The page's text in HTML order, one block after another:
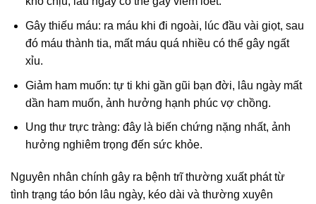
Gây thiếu máu: ra máu khi đi ngoài, lúc đầu vài giọt, sau
đó máu thành tia, mất máu quá nhiều có thể gây ngất
xỉu.
Giảm ham muốn: tự ti khi gần gũi bạn đời, lâu ngày mất
dần ham muốn, ảnh hưởng hạnh phúc vợ chồng.
Ung thư trực tràng: đây là biến chứng nặng nhất, ảnh
hưởng nghiêm trọng đến sức khỏe.
Nguyên nhân chính gây ra bệnh trĩ thường xuất phát từ
tình trạng táo bón lâu ngày, kéo dài và thường xuyên